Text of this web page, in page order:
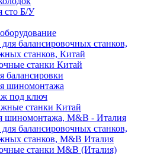
сто Б/У
балансировочных станков,
станков, Китай
станки Китай
балансировки
шиномонтажа
под ключ
станки Китай
шиномонтажа, M&B - Италия
балансировочных станков,
станков, M&B Италия
станки M&B (Италия)